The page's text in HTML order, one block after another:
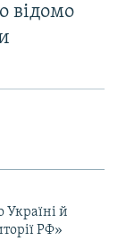
відомо
Україні й
РФ»